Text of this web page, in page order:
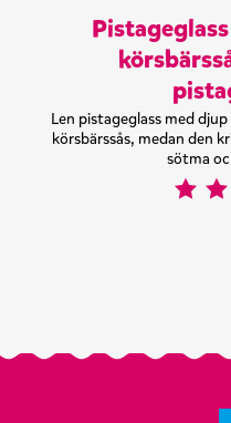
Len pistageglass med
körsbärssås, medan den
sötma